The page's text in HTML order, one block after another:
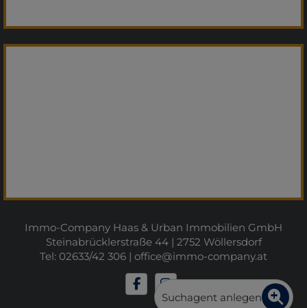
Immo-Company Haas & Urban Immobilien GmbH
Steinabrücklerstraße 44 | 2752 Wöllersdorf
Tel: 02633/42 306 | office@immo-company.at
Suchagent anlegen